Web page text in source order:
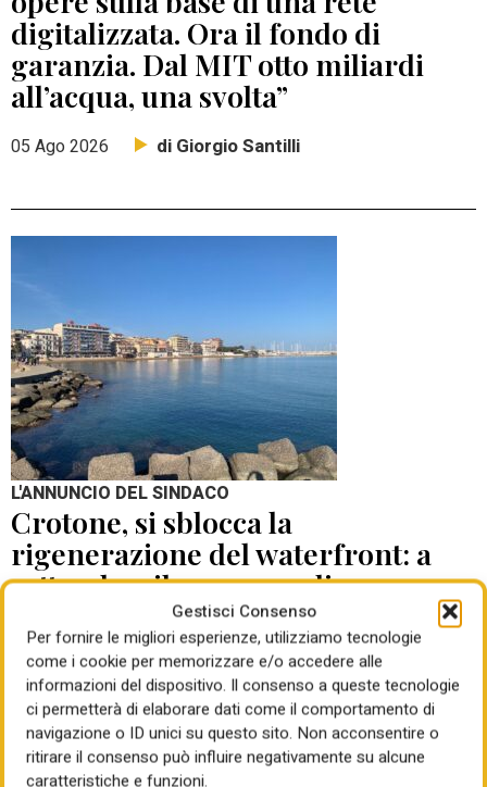
Gestisci Consenso
Per fornire le migliori esperienze, utilizziamo tecnologie
come i cookie per memorizzare e/o accedere alle
informazioni del dispositivo. Il consenso a queste tecnologie
ci permetterà di elaborare dati come il comportamento di
navigazione o ID unici su questo sito. Non acconsentire o
ritirare il consenso può influire negativamente su alcune
caratteristiche e funzioni.
digitalizzata. Ora il fondo di
garanzia. Dal MIT otto miliardi
all’acqua, una svolta”
05 Ago 2026 di Giorgio Santilli
L'ANNUNCIO DEL SINDACO
Crotone, si sblocca la
rigenerazione del waterfront: a
settembre il concorso di
progettazione
05 Ago 2026 di Mauro Giansante